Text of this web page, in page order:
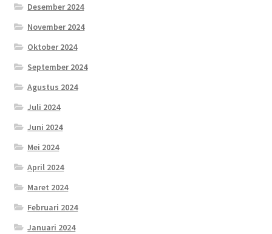
Desember 2024
November 2024
Oktober 2024
September 2024
Agustus 2024
Juli 2024
Juni 2024
Mei 2024
April 2024
Maret 2024
Februari 2024
Januari 2024